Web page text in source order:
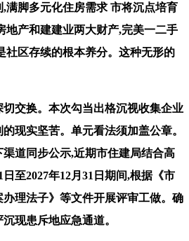
满脚多元化住房需求 市将沉点培育
地产和建建业两大财产,完美一二手
社区存续的根本养分。这种无形的
交换。本次勾当出格沉视收集企业
现实坚苦。单元看法须加盖公章。
道同步公示,近期市住建局结合高
至2027年12月31日期间,根据《市
理法子》等文件开展评审工做。确
现患斥地应急通道。